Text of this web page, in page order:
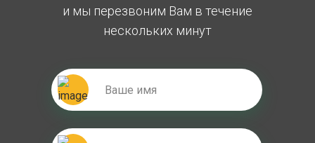
и мы перезвоним Вам в течение
нескольких минут